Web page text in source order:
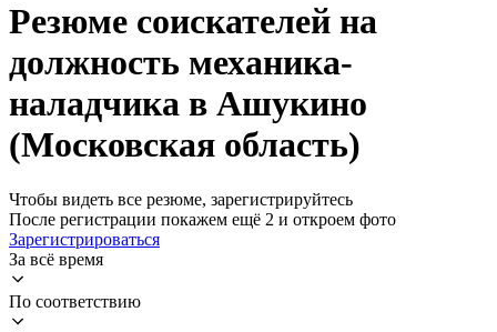
Резюме соискателей на
должность механика-
наладчика в Ашукино
(Московская область)
Чтобы видеть все резюме, зарегистрируйтесь
После регистрации покажем ещё 2 и откроем фото
Зарегистрироваться
За всё время
По соответствию